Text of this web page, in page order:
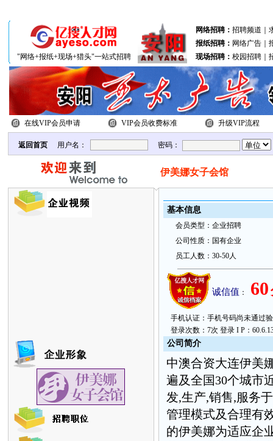
网络招聘： 招聘频道
报纸招聘： 网络广告｜
"网络+报纸+现场+猎头"一站式招聘
现场招聘： 校园招聘｜
在线VIP会员申请 VIP会员收费标准 升级VIP流程
返回首页 用户名： 密码：
伊美娜女子会馆
基本信息
会员类型： 企业招聘
公司性质： 国有企业
员工人数： 30-50人
诚信值 ： 60
手机认证：手机号码尚未通过
登录次数：7次 登录 I P：
公司简介
中澳合资大连伊美
遍及全国30个城市
发,生产,销售,服务
管理模式及合理有
的伊美娜为适应企